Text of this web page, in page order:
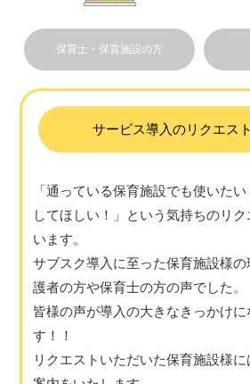
保育士・保育施設の方
サービス導入のリクエス
「通っている保育施設でも使いた
してほしい！」という気持ちのリ
います。
サブスク導入に至った保育施設様
護者の方や保育士の方の声でした。
皆様の声が導入の大きなきっかけに
す！！
リクエストいただいた保育施設様